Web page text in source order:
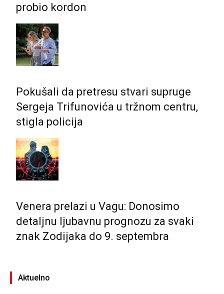
probio kordon
Pokušali da pretresu stvari supruge
Sergeja Trifunovića u tržnom centru,
stigla policija
Venera prelazi u Vagu: Donosimo
detaljnu ljubavnu prognozu za svaki
znak Zodijaka do 9. septembra
Aktuelno